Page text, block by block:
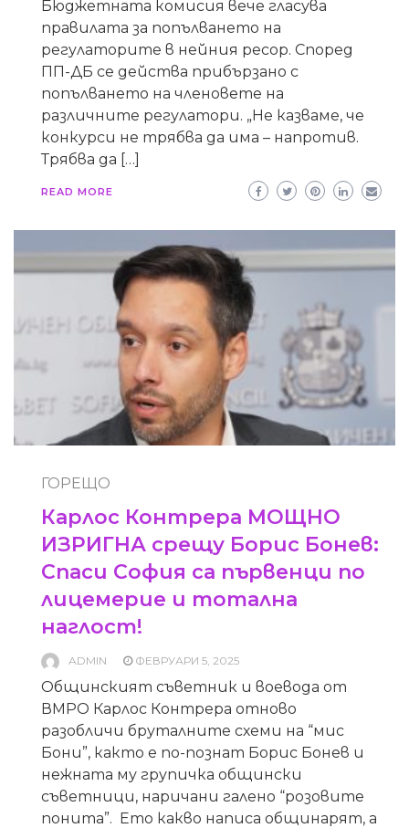
Бюджетната комисия вече гласува
правилата за попълването на
регулаторите в нейния ресор. Според
ПП-ДБ се действа прибързано с
попълването на членовете на
различните регулатори. „Не казваме, че
конкурси не трябва да има – напротив.
Трябва да […]
READ MORE
ГОРЕЩО
Карлос Контрера МОЩНО
ИЗРИГНА срещу Борис Бонев:
Спаси София са първенци по
лицемерие и тотална
наглост!
ADMIN ФЕВРУАРИ 5, 2025
Общинският съветник и воевода от
ВМРО Карлос Контрера отново
разобличи бруталните схеми на “мис
Бони”, както е по-познат Борис Бонев и
нежната му групичка общински
съветници, наричани галено “розовите
понита”. Ето какво написа общинарят, а